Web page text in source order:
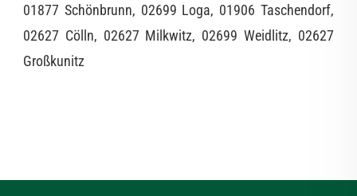
01877 Schönbrunn, 02699 Loga, 01906 Taschendorf,
02627 Cölln, 02627 Milkwitz, 02699 Weidlitz, 02627
Großkunitz